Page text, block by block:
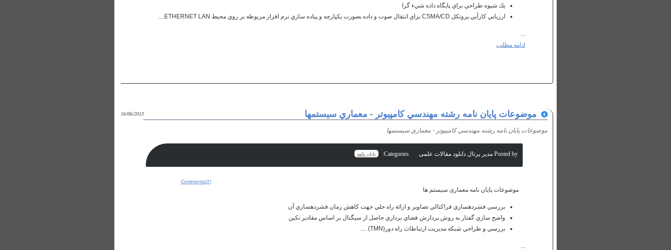
يك شيوه طراحي براي پايگاه داده شيء گرا
ارزيابي كارآيي پروتكل CSMA/CD براي انتقال صوت و داده بصورت يكپارچه و پياده سازي نرم افزار مربوطه بر روي محيط ETHERNET LAN....
...
ادامه مطلب
موضوعات پايان نامه رشته مهندسي كامپيوتر - معماري سيستمها
موضوعات پايان نامه رشته مهندسي كامپيوتر - معماري سيستمها
Posted by مدیر پرتال دانلود مقالات علمی
16/06/2013
Categories: پایان نامه
موضوعات پایان نامه معماری سیستم ها
بررسي فشرده‎سازي فراكتالي تصاوير و ارائة راه حلي جهت كاهش زمان فشرده‎سازي آن
واضح سازي گفتار به روش پردازش فضاي برداري حاصل از سيگنال بر اساس مقادير تكين
بررسي و طراحي شبكه مديريت ارتباطات‌ راه‌ دور(TMN) ....
...
Comments(2)